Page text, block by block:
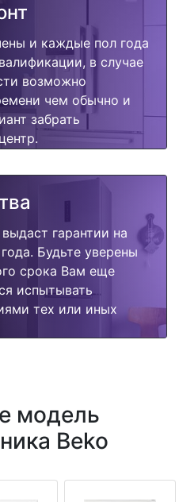
и каждые пол года
в случае
возможно
чем обычно и
забрать
гарантии на
Будьте уверены
срока Вам еще
испытывать
тех или иных
модель
Beko